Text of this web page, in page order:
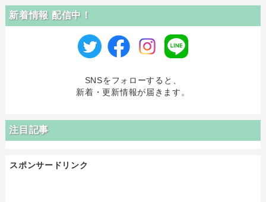
新着情報 配信中！
SNSをフォローすると、
新着・更新情報が届きます。
注目記事
スポンサードリンク